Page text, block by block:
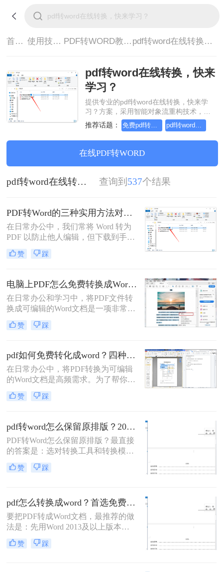
首页> 使用技巧> PDF转WORD教程> pdf转word在线转换，快来学习？
pdf转word在线转换，快来
学习？
提供专业的pdf转word在线转换，快来学
习？方案，采用智能对象流重构技术，确
保文档1:1高保真还原且排版不乱码。支持
一键批量处理，全链路 SSL 加密保障隐私
安全。助您快速实现pdf转word在线转换，
快来学习？，无需安装，高效办公。
推荐话题： 免费pdf转word的三种方法
在线PDF转WORD
pdf转word在线转换，快来学习？ 查询到 537个结果
PDF转Word的三种实用方法对比：可编辑、保格式、避风险！
在日常办公中，我们常将 Word 转为
PDF 以防止他人编辑，但下载到手的
PDF 往往又需要修改内容，这时就不
得不将 PDF 再转回 Word。然而，很
错乱，要么工具捆绑广告，甚至文件
受损。那么 PDF 如何改成 Word 文
档？本文从 转换质量、操作难度、文
件安全、批量能力 四个维度，对比三
种主流方法，帮助您快速选出最合适
的那一种。
赞 踩
电脑上PDF怎么免费转换成Word？四种方法对比与实操指南（附详细表格）!
在日常办公和学习中，将PDF文件转
换成可编辑的Word文档是一项非常高
频的需求。PDF虽然版式固定、不易
篡改，但编辑修改较为困难，而Word
为了帮你快速选出最适合自己的转换
方式，下表汇总了四种主流免费方法
的核心差异：
赞 踩
pdf如何免费转化成word？四种方法对比与实操指南（附详细表格）
在日常办公中，将PDF转换为可编辑
的Word文档是高频需求。为了帮你快
速选出最适合自己的方案，下表汇总
了四种主流免费方法的核心差异：
赞 踩
pdf转word怎么保留原排版？2026最新实测，这5种方法从免费到专业全搞定！
PDF转Word怎么保留原排版？最直接
的答案是：选对转换工具和转换模式
——可编辑PDF优先用Word直接打开
或专业转换软件的“排版优先”模式，
排版错乱、表格移位、字体变样等问
题的核心原则。
赞 踩
pdf怎么转换成word？首选免费工具，复杂文件再上专业软件！
要把PDF转成Word文档，最推荐的做
法是：先用Word 2013及以上版本直
接打开PDF（免费、无损）、再用
Google Drive在线转换（免费、云
赞 踩